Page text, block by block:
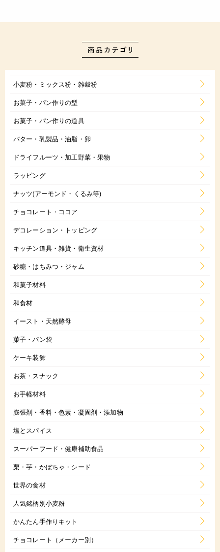
小麦粉・ミックス粉・雑穀粉
お菓子・パン作りの型
お菓子・パン作りの道具
バター・乳製品・油脂・卵
ドライフルーツ・加工野菜・果物
ラッピング
ナッツ(アーモンド・くるみ等)
チョコレート・ココア
デコレーション・トッピング
キッチン道具・雑貨・衛生資材
砂糖・はちみつ・ジャム
和菓子材料
和食材
イースト・天然酵母
菓子・パン袋
ケーキ装飾
お茶・スナック
お手軽材料
膨張剤・香料・色素・凝固剤・添加物
塩とスパイス
スーパーフード・健康補助食品
栗・芋・かぼちゃ・シード
世界の食材
人気銘柄別小麦粉
かんたん手作りキット
チョコレート（メーカー別）